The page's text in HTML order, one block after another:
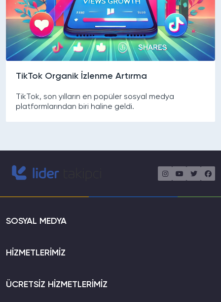
TikTok Organik İzlenme Artırma
TikTok, son yılların en popüler sosyal medya
platformlarından biri haline geldi.
SOSYAL MEDYA
HİZMETLERİMİZ
ÜCRETSİZ HİZMETLERİMİZ